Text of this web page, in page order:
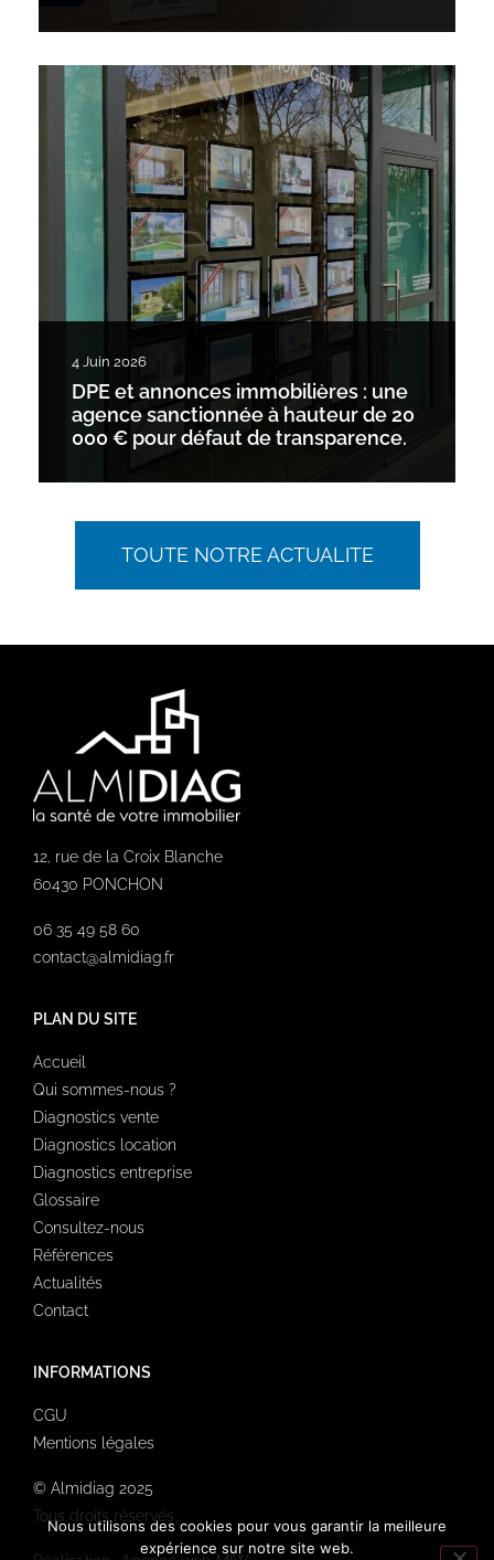
4 Juin 2026
DPE et annonces immobilières : une
agence sanctionnée à hauteur de 20
000 € pour défaut de transparence.
TOUTE NOTRE ACTUALITE
12, rue de la Croix Blanche
60430 PONCHON
06 35 49 58 60
contact@almidiag.fr
PLAN DU SITE
Accueil
Qui sommes-nous ?
Diagnostics vente
Diagnostics location
Diagnostics entreprise
Glossaire
Consultez-nous
Références
Actualités
Contact
INFORMATIONS
CGU
Mentions légales
© Almidiag 2025
Tous droits réservés
Nous utilisons des cookies pour vous garantir la meilleure
expérience sur notre site web.